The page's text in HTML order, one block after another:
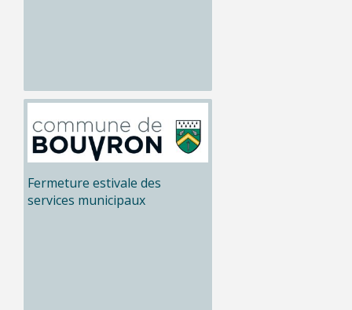
Fermeture estivale des
services municipaux